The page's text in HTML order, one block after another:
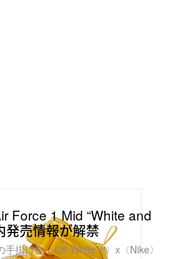
Force 1 Mid “White and
発売情報が解禁
掛けた〈Off-White™️〉x〈Nike〉